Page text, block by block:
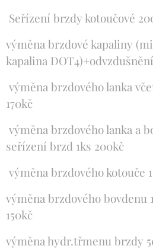
Seřízení brzdy kotoučové
výměna brzdové kapaliny
kapalina
výměna brzdového lanka
170kč
výměna brzdového lanka a
seřízení brzd 1ks 200kč
výměna brzdového kotouče
výměna brzdového bovdenu
150kč
výměna hydr.třmenu brzdy